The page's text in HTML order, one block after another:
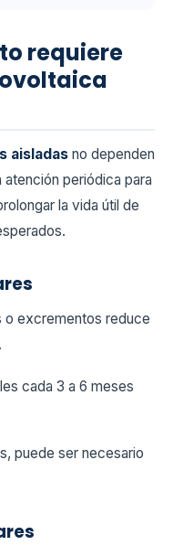
requiere
aisladas no dependen
periódica para
la vida útil de
o excrementos reduce
cada 3 a 6 meses
puede ser necesario